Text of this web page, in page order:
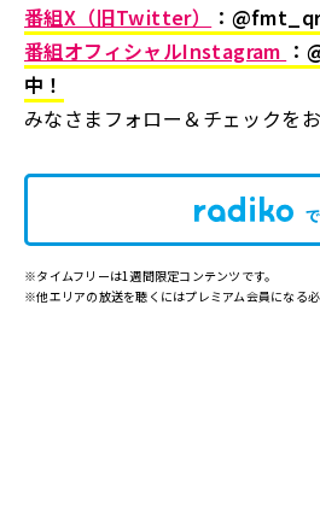
番組X（旧Twitter）
：
番組オフィシャルInstagram
中！
みなさまフォロー＆チェックを
※タイムフリーは1週間限定コンテンツです。
※他エリアの放送を聴くにはプレミアム会員になる必